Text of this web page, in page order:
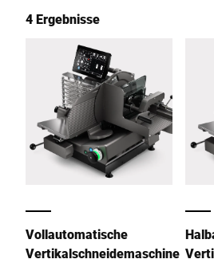
4 Ergebnisse
Vollautomatische
Vertikalschneidemaschine